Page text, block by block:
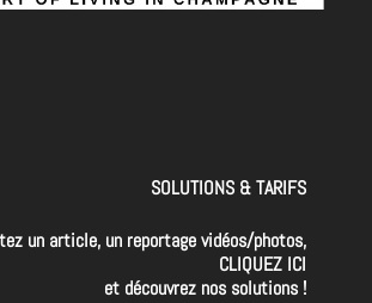
SOLUTIONS & TARIFS
un article, un reportage vidéos/photos,
CLIQUEZ ICI
et découvrez nos solutions !